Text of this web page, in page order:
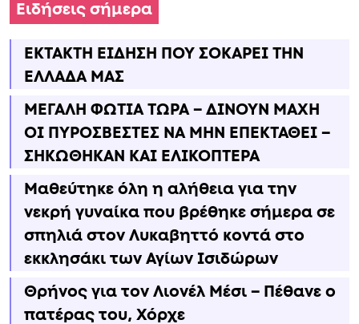
Ειδήσεις σήμερα
ΕΚΤΑΚΤΗ ΕΙΔΗΣΗ ΠΟΥ ΣΟΚΑΡΕΙ ΤΗΝ
ΕΛΛΑΔΑ ΜΑΣ
ΜΕΓΑΛΗ ΦΩΤΙΑ ΤΩΡΑ – ΔΙΝΟΥΝ ΜΑΧΗ
ΟΙ ΠΥΡΟΣΒΕΣΤΕΣ ΝΑ ΜΗΝ ΕΠΕΚΤΑΘΕΙ –
ΣΗΚΩΘΗΚΑΝ ΚΑΙ ΕΛΙΚΟΠΤΕΡΑ
Μαθεύτηκε όλη η αλήθεια για την
νεκρή γυναίκα που βρέθηκε σήμερα σε
σπηλιά στον Λυκαβηττό κοντά στο
εκκλησάκι των Αγίων Ισιδώρων
Θρήνος για τον Λιονέλ Μέσι – Πέθανε ο
πατέρας του, Χόρχε